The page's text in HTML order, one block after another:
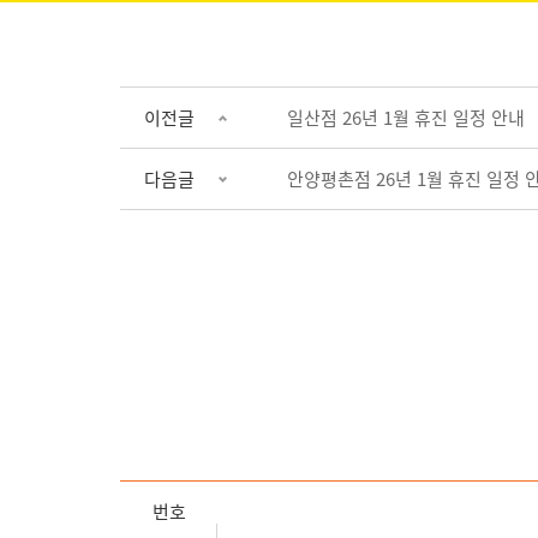
이전글 일산점 26년 1월 휴진 일정 안내
다음글 안양평촌점 26년 1월 휴진 일정
번호